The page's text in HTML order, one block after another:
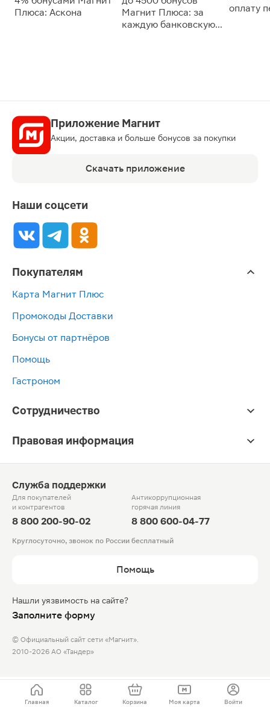
Плюса: Аскона
Магнит Плюса: за
каждую банковскую
оплату
Приложение Магнит
Акции, доставка и больше бонусов за покупки
Скачать приложение
Наши соцсети
Покупателям
Карта Магнит Плюс
Промокоды Доставки
Бонусы от партнёров
Помощь
Гастроном
Сотрудничество
Правовая информация
Служба поддержки
Для покупателей
и контрагентов
8 800 200-90-02
Антикоррупционная
горячая линия
8 800 600-04-77
Круглосуточно, звонок по России бесплатный
Помощь
Нашли уязвимость на сайте?
Заполните форму
© Официальный сайт сети «Магнит».
2010-2026 АО «Тандер»
Главная Каталог Корзина Моя карта Войти